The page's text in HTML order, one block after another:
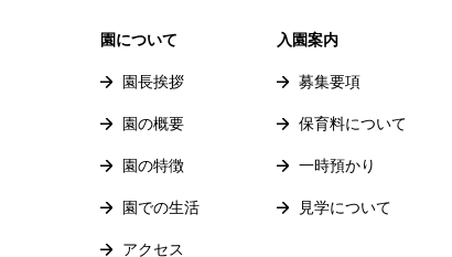
園について
園長挨拶
園の概要
園の特徴
園での生活
アクセス
入園案内
募集要項
保育料について
一時預かり
見学について